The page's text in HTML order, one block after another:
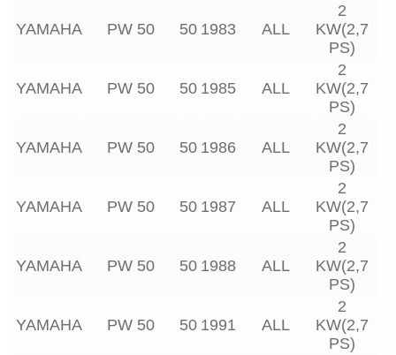
YAMAHA PW 50 50 1983 ALL
2
KW(2,7
PS)
YAMAHA PW 50 50 1985 ALL
2
KW(2,7
PS)
YAMAHA PW 50 50 1986 ALL
2
KW(2,7
PS)
YAMAHA PW 50 50 1987 ALL
2
KW(2,7
PS)
YAMAHA PW 50 50 1988 ALL
2
KW(2,7
PS)
YAMAHA PW 50 50 1991 ALL
2
KW(2,7
PS)